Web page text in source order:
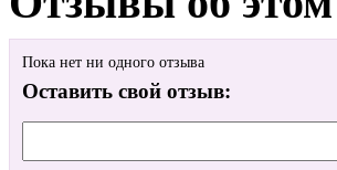
Пока нет ни одного отзыва
Оставить свой отзыв: